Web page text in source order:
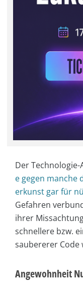
Der
e gegen manche
erkunst gar für
Gefahren
ihrer
schnellere bzw.
saubererer Code
Angewohnheit